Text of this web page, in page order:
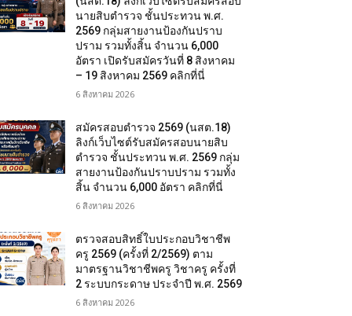
นายสิบตำรวจ ชั้นประทวน พ.ศ.
2569 กลุ่มสายงานป้องกันปราบ
ปราม รวมทั้งสิ้น จำนวน 6,000
อัตรา เปิดรับสมัครวันที่ 8 สิงหาคม
– 19 สิงหาคม 2569 คลิกที่นี่
6 สิงหาคม 2026
สมัครสอบตํารวจ 2569 (นสต.18)
ลิงก์เว็บไซต์รับสมัครสอบนายสิบ
ตำรวจ ชั้นประทวน พ.ศ. 2569 กลุ่ม
สายงานป้องกันปราบปราม รวมทั้ง
สิ้น จำนวน 6,000 อัตรา คลิกที่นี่
6 สิงหาคม 2026
ตรวจสอบสิทธิ์ใบประกอบวิชาชีพ
ครู 2569 (ครั้งที่ 2/2569) ตาม
มาตรฐานวิชาชีพครู วิชาครู ครั้งที่
2 ระบบกระดาษ ประจำปี พ.ศ. 2569
6 สิงหาคม 2026